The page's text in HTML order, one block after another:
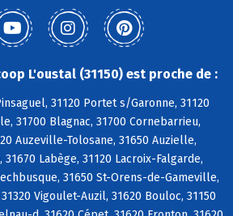
L'oustal (31150) est proche de :
31120 Portet s/Garonne, 31120
31700 Blagnac, 31700 Cornebarrieu,
Auzeville-Tolosane, 31650 Auzielle,
31670 Labège, 31120 Lacroix-Falgarde,
31650 St-Orens-de-Gameville,
Vigoulet-Auzil, 31620 Bouloc, 31150